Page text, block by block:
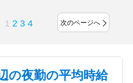
1 2 3 4 次のページへ
の夜勤の平均時給